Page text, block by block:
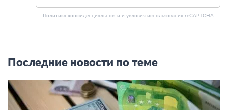
Политика конфиденциальности и условия использования reCAPTCHA
Последние новости по теме